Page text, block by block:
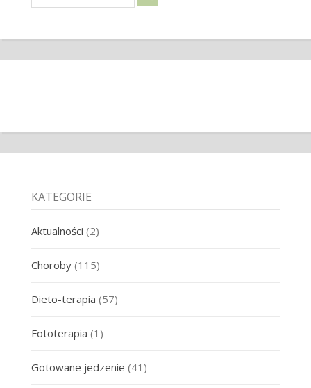
KATEGORIE
Aktualności (2)
Choroby(115)
Dieto-terapia (57)
Fototerapia (1)
Gotowane jedzenie (41)